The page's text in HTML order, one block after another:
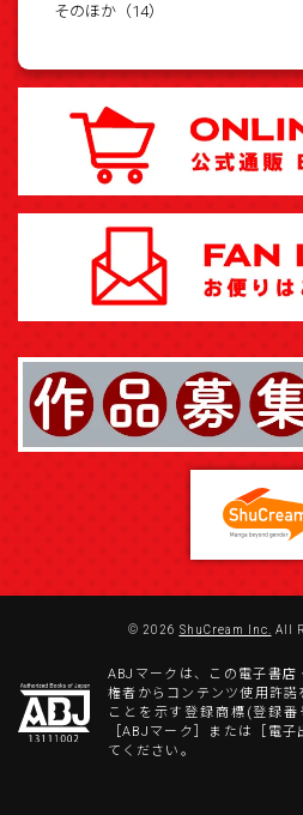
そのほか（14）
© 2026 ShuCream Inc. All
ABJマークは、この電子書
権者からコンテンツ使用許
ことを示す登録商標(登録
［ABJマーク］または［電
てください。